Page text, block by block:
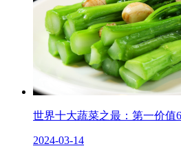
世界十大蔬菜之最：第一价值
2024-03-14